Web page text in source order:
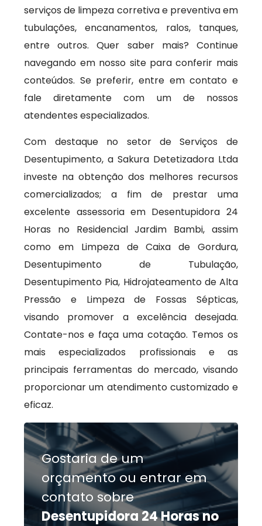
serviços de limpeza corretiva e preventiva em
tubulações, encanamentos, ralos, tanques,
entre outros. Quer saber mais? Continue
navegando em nosso site para conferir mais
conteúdos. Se preferir, entre em contato e
fale diretamente com um de nossos
atendentes especializados.
Com destaque no setor de Serviços de
Desentupimento, a Sakura Detetizadora Ltda
investe na obtenção dos melhores recursos
comercializados; a fim de prestar uma
excelente assessoria em Desentupidora 24
Horas no Residencial Jardim Bambi, assim
como em Limpeza de Caixa de Gordura,
Desentupimento de Tubulação,
Desentupimento Pia, Hidrojateamento de Alta
Pressão e Limpeza de Fossas Sépticas,
visando promover a excelência desejada.
Contate-nos e faça uma cotação. Temos os
mais especializados profissionais e as
principais ferramentas do mercado, visando
proporcionar um atendimento customizado e
eficaz.
Gostaria de um
orçamento ou entrar em
contato sobre
Desentupidora 24 Horas no